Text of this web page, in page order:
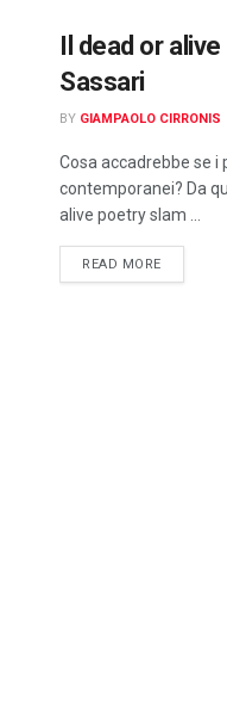
Il dead or
Sassari
BY GIAMPAOLO CIRRONIS
Cosa accadrebbe se
contemporanei? Da
alive poetry slam ...
READ MOREDETAILS